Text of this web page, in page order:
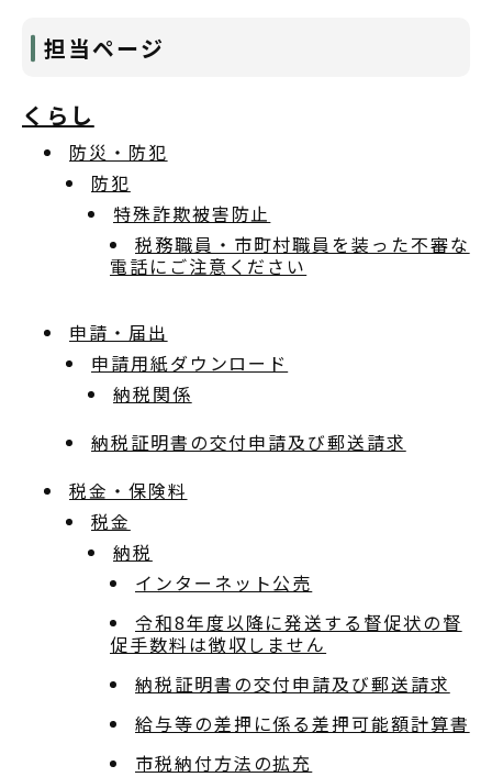
担当ページ
くらし
防災・防犯
防犯
特殊詐欺被害防止
税務職員・市町村職員を装った不審な
電話にご注意ください
申請・届出
申請用紙ダウンロード
納税関係
納税証明書の交付申請及び郵送請求
税金・保険料
税金
納税
インターネット公売
令和8年度以降に発送する督促状の督
促手数料は徴収しません
納税証明書の交付申請及び郵送請求
給与等の差押に係る差押可能額計算書
市税納付方法の拡充